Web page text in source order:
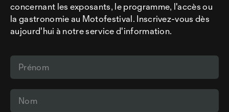
concernant les exposants, le programme, l'accès ou
la gastronomie au Motofestival. Inscrivez-vous dès
aujourd'hui à notre service d'information.